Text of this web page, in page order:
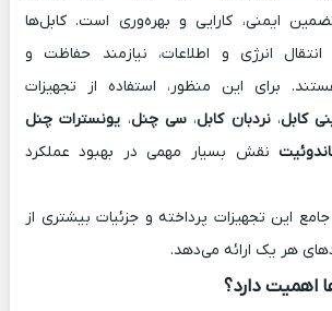
ایمنی، کارایی و بهره‌وری است. کابل‌ها
انرژی و اطلاعات، نیازمند حفاظت و
برای این منظور، استفاده از تجهیزات
کابل،نردبان کابل، سی چنل، یونسترات چنل
نقش بسیار مهمی در بهبود عملکرد
این تجهیزات پرداخته و جزئیات بیشتری از
هر یک ارائه می‌دهد.
اهمیت دارد؟